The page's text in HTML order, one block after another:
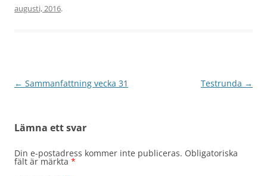
augusti, 2016.
Inläggsnavigering
← Sammanfattning vecka 31 Testrunda →
Lämna ett svar
Din e-postadress kommer inte publiceras. Obligatoriska
fält är märkta *